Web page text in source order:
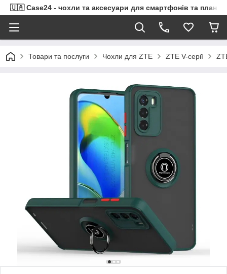
🇺🇦 Case24 - чохли та аксесуари для смартфонів та
Товари та послуги Чохли для ZTE ZTE V-серії